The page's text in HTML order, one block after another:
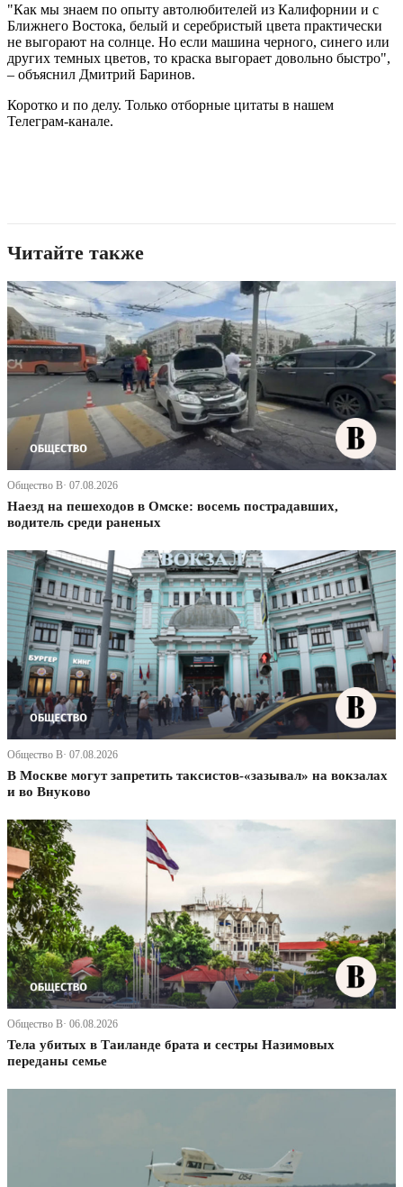
"Как мы знаем по опыту автолюбителей из Калифорнии и с
Ближнего Востока, белый и серебристый цвета практически
не выгорают на солнце. Но если машина черного, синего или
других темных цветов, то краска выгорает довольно быстро",
– объяснил Дмитрий Баринов.
Коротко и по делу. Только отборные цитаты в нашем
Телеграм-канале.
Читайте также
Общество В· 07.08.2026
Наезд на пешеходов в Омске: восемь пострадавших,
водитель среди раненых
Общество В· 07.08.2026
В Москве могут запретить таксистов-«зазывал» на вокзалах
и во Внуково
Общество В· 06.08.2026
Тела убитых в Таиланде брата и сестры Назимовых
переданы семье